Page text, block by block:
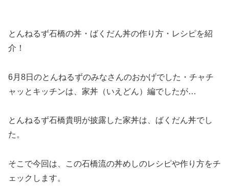
とんねるず石橋の丼・ばくだん丼の作り方・レシピを紹
介！
6月8日のとんねるずのみなさんのおかげでした・チャチ
ャッとキッチンは、家丼（いえどん）編でしたが…
とんねるず石橋貴明が披露した家丼は、ばくだん丼でし
た。
そこで今回は、この石橋流の丼めしのレシピや作り方をチ
ェックします。